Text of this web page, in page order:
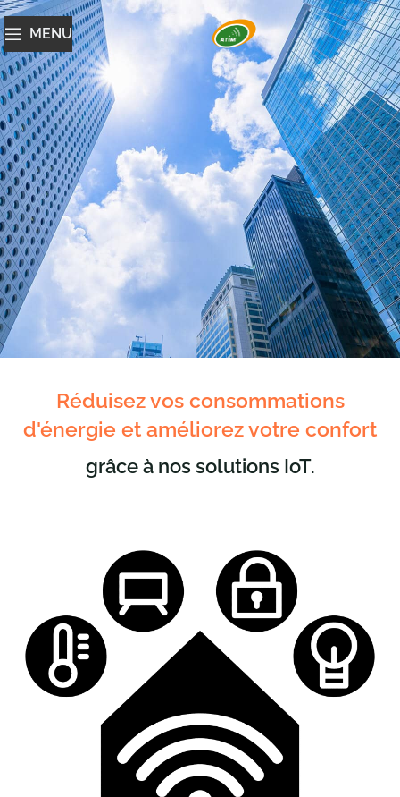
MENU
Smart
Building
Réduisez vos consommations
d'énergie et améliorez votre confort
grâce à nos solutions IoT.